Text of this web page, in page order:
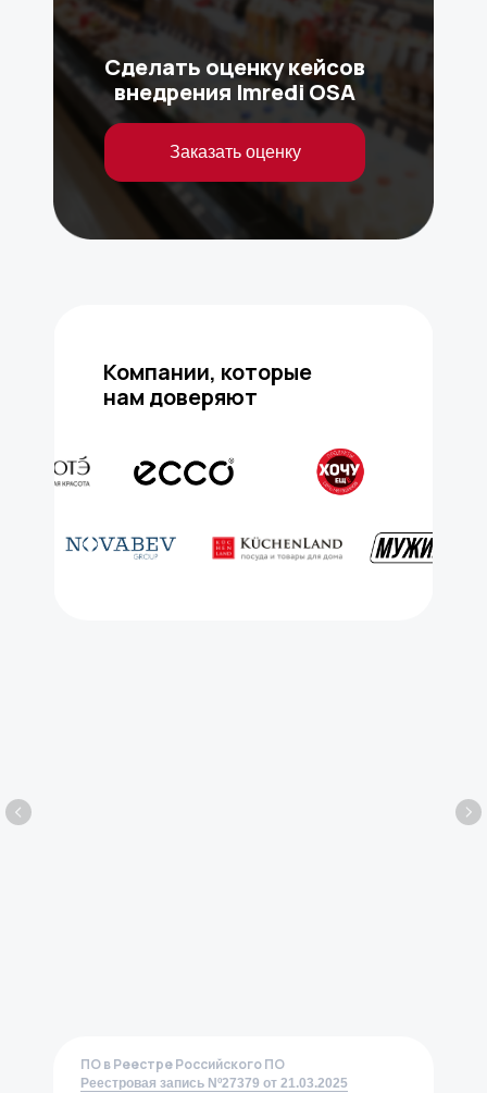
Сделать оценку кейсов
внедрения Imredi OSA
Заказать оценку
Компании, которые
нам доверяют
ПО в Реестре Российского ПО
Реестровая запись Nº27379 от 21.03.2025